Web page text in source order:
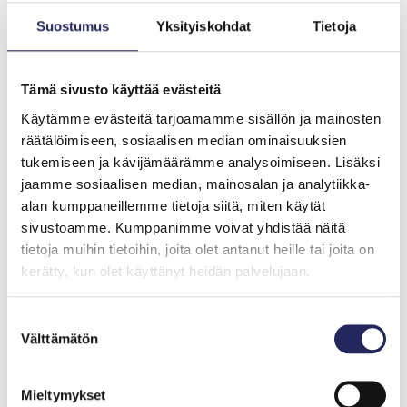
Suostumus Yksityiskohdat Tietoja
Tämä sivusto käyttää evästeitä
Käytämme evästeitä tarjoamamme sisällön ja mainosten
räätälöimiseen, sosiaalisen median ominaisuuksien
tukemiseen ja kävijämäärämme analysoimiseen. Lisäksi
jaamme sosiaalisen median, mainosalan ja analytiikka-
alan kumppaneillemme tietoja siitä, miten käytät
sivustoamme. Kumppanimme voivat yhdistää näitä
tietoja muihin tietoihin, joita olet antanut heille tai joita on
kerätty, kun olet käyttänyt heidän palvelujaan.
valinta
Välttämätön
Mieltymykset
Sateisuus lisääntyy ja
pintavesi makeutuu
ilmaston lämpenemisen
seurauksena
Ilmastonmuutoksen seurauksena sateisuuden
ennustetaan pohjoisen Itämeren alueella kasvavan.
Kun makean veden virtaus Itämereen lisääntyy,
valtameristä kotoisin olevista lajeista osa väistyy
suolaisemmille vesille.
kaikki alkuperältään mereisiä, ja ilmastonmuutos